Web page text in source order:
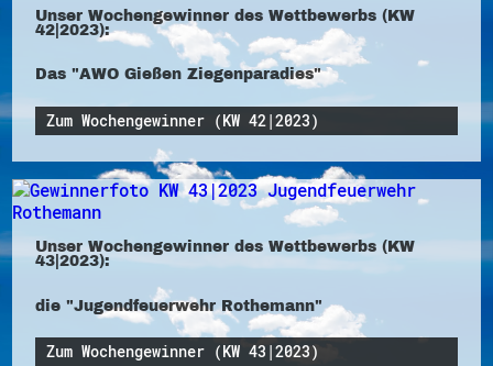
Unser Wochengewinner des Wettbewerbs (KW
42|2023):
Das "AWO Gießen Ziegenparadies"
Zum Wochengewinner (KW 42|2023)
Unser Wochengewinner des Wettbewerbs (KW
43|2023):
die "Jugendfeuerwehr Rothemann"
Zum Wochengewinner (KW 43|2023)